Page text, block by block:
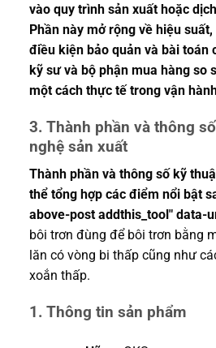
vào quy trình sản xuất hoặc
Phần này mở rộng về hiệu
điều kiện bảo quản và bài toán
kỹ sư và bộ phận mua hàng so
một cách thực tế trong vận
3. Thành phần và thông
nghệ sản xuất
Thành phần và thông số kỹ
thể tổng hợp các điểm nổi bật
above-post addthis_tool" data-
bôi trơn đùng để bôi trơn bằng
lăn có vòng bi thấp cũng như
xoắn thấp.
1. Thông tin sản phẩm